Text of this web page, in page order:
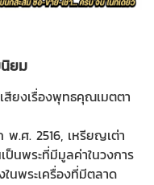
ยม
ยงเรื่องพุทธคุณเมตตา
.ศ. 2516, เหรียญเต่า
นพระที่มีมูลค่าในวงการ
นพระเครื่องที่มีตลาด